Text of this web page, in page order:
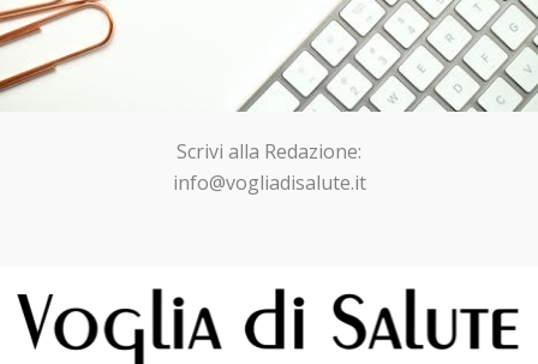
Scrivi alla Redazione:
info@vogliadisalute.it